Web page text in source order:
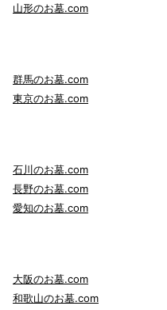
山形のお墓.com
群馬のお墓.com
東京のお墓.com
石川のお墓.com
長野のお墓.com
愛知のお墓.com
大阪のお墓.com
和歌山のお墓.com